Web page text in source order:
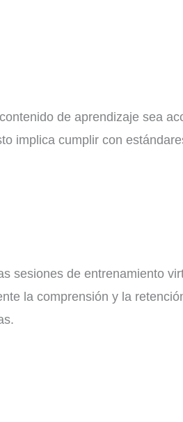
de aprendizaje sea
implica cumplir con
sesiones de entrenamiento
la comprensión y la